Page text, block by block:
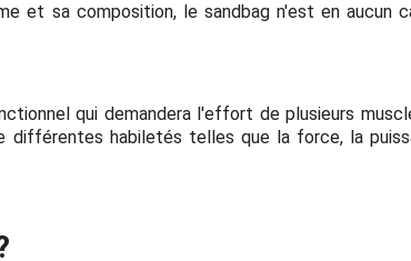
et sa composition, le sandbag n'est en aucun
qui demandera l'effort de plusieurs
habiletés telles que la force, la